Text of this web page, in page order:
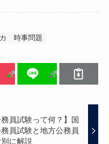
時事問題
務員試験って何？】国
員試験と地方公務員
に解説